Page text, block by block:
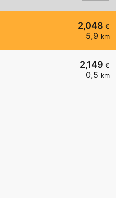
2,048 €
5,9 km
2,149 €
0,5 km